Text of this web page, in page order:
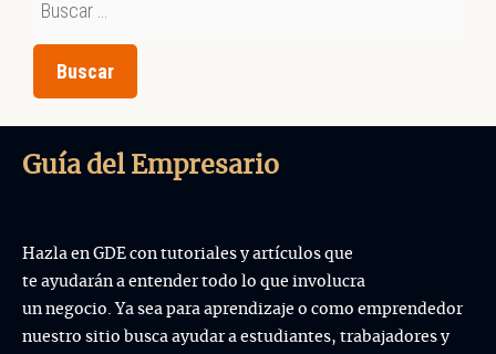
Guía del Empresario
Hazla en GDE con tutoriales y artículos que
te ayudarán a entender todo lo que involucra
un negocio. Ya sea para aprendizaje o como emprendedor
nuestro sitio busca ayudar a estudiantes, trabajadores y